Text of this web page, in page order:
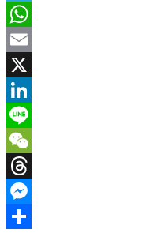
Telegram
WhatsApp
Email
X
LinkedIn
Line
WeChat
Threads
Messenger